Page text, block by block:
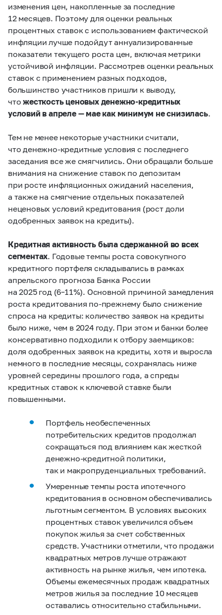
изменения цен, накопленные за последние
12 месяцев. Поэтому для оценки реальных
процентных ставок с использованием фактической
инфляции лучше подойдут аннуализированные
показатели текущего роста цен, включая метрики
устойчивой инфляции. Рассмотрев оценки реальных
ставок с применением разных подходов,
большинство участников пришли к выводу,
чтожесткость ценовых денежно-кредитных
условий в апреле — мае как минимум не снизилась.
Тем не менее некоторые участники считали,
что денежно-кредитные условия с последнего
заседания все же смягчились. Они обращали больше
внимания на снижение ставок по депозитам
при росте инфляционных ожиданий населения,
а также на смягчение отдельных показателей
неценовых условий кредитования (рост доли
одобренных заявок на кредиты).
Кредитная активность была сдержанной во всех
сегментах. Годовые темпы роста совокупного
кредитного портфеля складывались в рамках
апрельского прогноза Банка России
на 2025 год (6–11%). Основной причиной замедления
роста кредитования по‑прежнему было снижение
спроса на кредиты: количество заявок на кредиты
было ниже, чем в 2024 году. При этом и банки более
консервативно подходили к отбору заемщиков:
доля одобренных заявок на кредиты, хотя и выросла
немного в последние месяцы, сохранялась ниже
уровней середины прошлого года, а спреды
кредитных ставок к ключевой ставке были
повышенными.
Портфель необеспеченных
потребительских кредитов продолжал
сокращаться под влиянием как жесткой
денежно-кредитной политики,
так и макропруденциальных требований.
Умеренные темпы роста ипотечного
кредитования в основном обеспечивались
льготным сегментом. В условиях высоких
процентных ставок увеличился объем
покупок жилья за счет собственных
средств. Участники отметили, что продажи
квадратных метров лучше отражают
активность на рынке жилья, чем ипотека.
Объемы ежемесячных продаж квадратных
метров жилья за последние 10 месяцев
оставались относительно стабильными.